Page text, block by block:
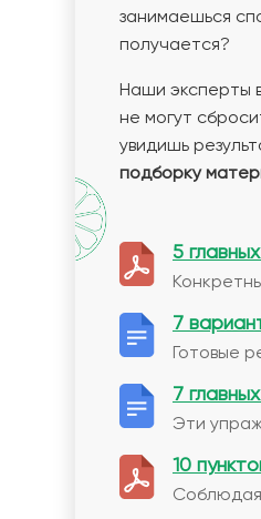
занимаешься
получается?
Наши эксперты
не могут
увидишь
подборку
5
7
Готовые
7
Эти
10
Соблюдая